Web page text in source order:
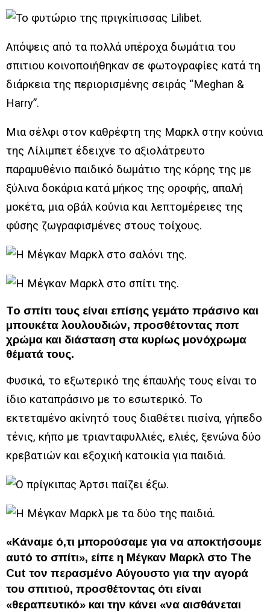
Απόψεις από τα πολλά υπέροχα δωμάτια του
σπιτιου κοινοποιήθηκαν σε φωτογραφίες κατά τη
διάρκεια της περιορισμένης σειράς “Meghan &
Harry”.
Μια σέλφι στον καθρέφτη της Μαρκλ στην κούνια
της Λίλιμπετ έδειχνε το αξιολάτρευτο
παραμυθένιο παιδικό δωμάτιο της κόρης της με
ξύλινα δοκάρια κατά μήκος της οροφής, απαλή
μοκέτα, μια οβάλ κούνια και λεπτομέρειες της
φύσης ζωγραφισμένες στους τοίχους.
Το σπίτι τους είναι επίσης γεμάτο πράσινο και
μπουκέτα λουλουδιών, προσθέτοντας ποπ
χρώμα και διάσταση στα κυρίως μονόχρωμα
θέματά τους.
Φυσικά, το εξωτερικό της έπαυλής τους είναι το
ίδιο καταπράσινο με το εσωτερικό. Το
εκτεταμένο ακίνητό τους διαθέτει πισίνα, γήπεδο
τένις, κήπο με τριανταφυλλιές, ελιές, ξενώνα δύο
κρεβατιών και εξοχική κατοικία για παιδιά.
«Κάναμε ό,τι μπορούσαμε για να αποκτήσουμε
αυτό το σπίτι», είπε η Μέγκαν Μαρκλ στο The
Cut τον περασμένο Αύγουστο για την αγορά
του σπιτιού, προσθέτοντας ότι είναι
«θεραπευτικό» και την κάνει «να αισθάνεται